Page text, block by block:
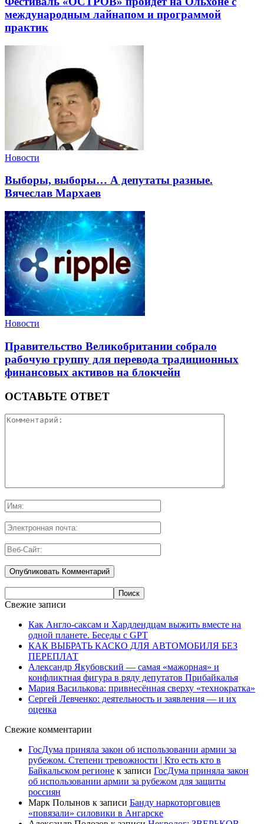
международным лайнапом и программой
практик
Новости
Выборы, выборы… А депутаты разные.
Вячеслав Мархаев
Новости
Правительство Великобритании собрало
рабочую группу для перевода традиционных
финансовых активов на блокчейн
ОСТАВЬТЕ ОТВЕТ
Свежие записи
Как Англо-саксам и Хардлендцам выжить вместе на
одной планете. Беседы с GPT
КАК ВЫБРАТЬ КАСКО ДЛЯ АВТОМОБИЛЯ БЕЗ
ПЕРЕПЛАТ
Александр Якубовский — самая «мажорная» и
конфликтная фигура в ряду депутатов Прибайкалья
Мария Василькова: привнесённая сверху «технократка»
Сергей Левченко: деятельность и заявления — и их
оценка
Свежие комментарии
ГосДума приняла закон об использовании армии за
рубежом. Степени тревожности | Кто есть кто в
Байкальском регионе к записи ГосДума приняла закон
об использовании армии за рубежом для защиты
россиян
Марк Полынов к записи Банду наркоторговцев
«повязали» силовики в Ангарске